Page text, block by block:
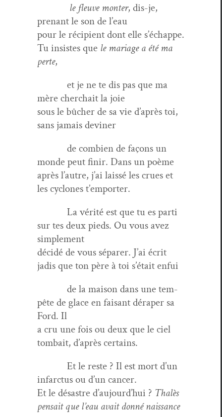
le fleuve mon­ter, dis-je,
prenant le son de l’eau
pour le récip­i­ent dont elle s’échappe.
Tu insistes que le mariage a été ma
perte,
et je ne te dis pas que ma
mère cher­chait la joie
sous le bûch­er de sa vie d’après toi,
sans jamais deviner
de com­bi­en de façons un
monde peut finir. Dans un poème
après l’autre, j’ai lais­sé les crues et
les cyclones t’emporter.
La vérité est que tu es par­ti
sur tes deux pieds. Ou vous avez
simplement
décidé de vous sépar­er. J’ai écrit
jadis que ton père à toi s’était enfui
de la mai­son dans une tem­
pête de glace en faisant dérap­er sa
Ford. Il
a cru une fois ou deux que le ciel
tombait, d’après certains.
Et le reste ? Il est mort d’un
infarc­tus ou d’un cancer.
Et le désas­tre d’aujourd’hui ? Thalès
pen­sait que l’eau avait don­né naissance